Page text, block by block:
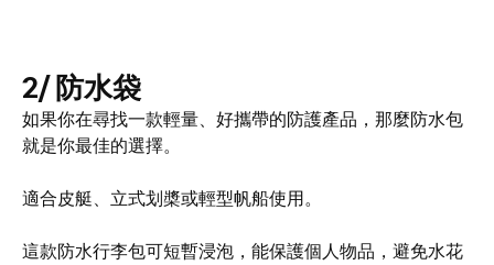
2/ 防水袋
如果你在尋找一款輕量、好攜帶的防護產品，那麼防水包
就是你最佳的選擇。
適合皮艇、立式划槳或輕型帆船使用。
這款防水行李包可短暫浸泡，能保護個人物品，避免水花